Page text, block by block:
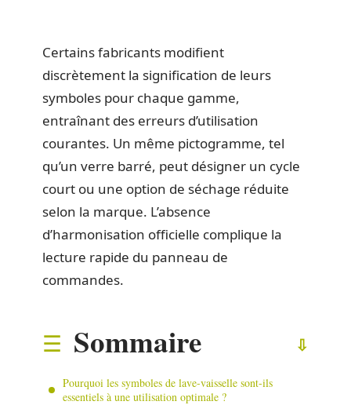
Certains fabricants modifient
discrètement la signification de leurs
symboles pour chaque gamme,
entraînant des erreurs d’utilisation
courantes. Un même pictogramme, tel
qu’un verre barré, peut désigner un cycle
court ou une option de séchage réduite
selon la marque. L’absence
d’harmonisation officielle complique la
lecture rapide du panneau de
commandes.
Sommaire
Pourquoi les symboles de lave-vaisselle sont-ils
essentiels à une utilisation optimale ?